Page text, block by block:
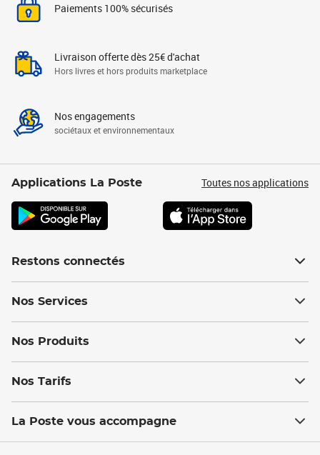
Paiements 100% sécurisés
Livraison offerte dès 25€ d'achat
Hors livres et hors produits marketplace
Nos engagements
sociétaux et environnementaux
Applications La Poste Toutes nos applications
Restons connectés
Nos Services
Nos Produits
Nos Tarifs
La Poste vous accompagne